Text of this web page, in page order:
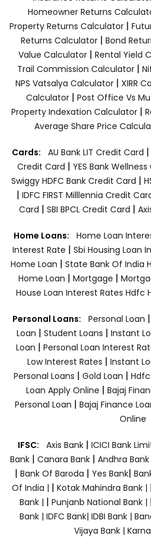
Homeowner Returns
Property Returns Calculator |
Returns Calculator | Bond
Value Calculator | Rental Yield
Trail Commission Calculator|
NPS Vatsalya Calculator| XIRR
Calculator| Post Office Vs
Property Indexation Calculator |
Average Share Price
Cards: AU Bank LIT Credit Card |
Credit Card | YES Bank
Swiggy HDFC Bank Credit Card |
| IDFC FIRST Milllennia Credit
Card | SBI BPCL Credit Card |
Home Loans: Home Loan
Interest Rate | Sbi Housing Loan
Home Loan | State Bank Of India
Home Loan | Mortgage |
House Loan Interest Rates Hdfc
Personal Loans: Personal Loan |
Loan | Student Loans | Instant
Loan | Personal Loan Interest
Low Interest Rates | Instant
Personal Loans | Gold Loan |
Loan Apply Online | Bajaj
Personal Loan | Bajaj Finance
Online
IFSC: Axis Bank | ICICI Bank
Bank| Canara Bank | Andhra Bank
| Bank Of Baroda | Yes Bank|
Of India | | Kotak Mahindra Bank |
Bank | | Punjanb National Bank |
Bank | IDFC Bank| IDBI Bank |
Vijaya Bank |